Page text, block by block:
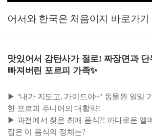
어서와 한국은 처음이지
맛있어서 감탄사가 절로! 짜장면과
빠져버린 포르피 가족✨
▶ "내가 지도고, 가이드야~" 동물원 일일
한 포르피 주니어의 대활약!
▶ 과천에서 찾은 최애 음식?! 까다로운 엘
잡은 이 음식의 정체는?